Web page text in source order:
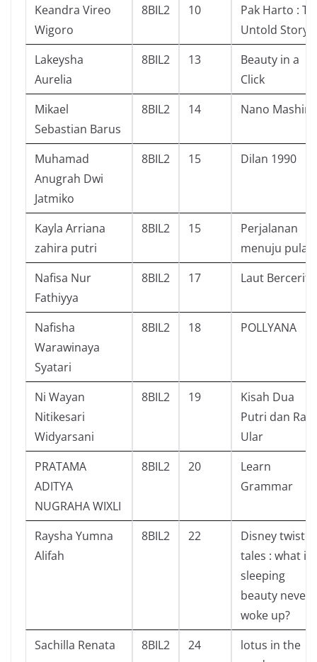
Keandra Vireo
Wigoro
8BIL2 10
Pak Harto :
Untold Story
Lakeysha
Aurelia
8BIL2 13
Beauty in a
Click
Mikael
Sebastian Barus
8BIL2 14 Nano Mashin
Muhamad
Anugrah Dwi
Jatmiko
8BIL2 15 Dilan 1990
Kayla Arriana
zahira putri
8BIL2 15
Perjalanan
menuju
Nafisa Nur
Fathiyya
8BIL2 17 Laut Bercerita
Nafisha
Warawinaya
Syatari
8BIL2 18 POLLYANA
Ni Wayan
Nitikesari
Widyarsani
8BIL2 19
Kisah Dua
Putri dan Raja
Ular
PRATAMA
ADITYA
NUGRAHA WIXLI
8BIL2 20
Learn
Grammar
Raysha Yumna
Alifah
8BIL2 22
Disney
tales : what if
sleeping
beauty never
woke up?
Sachilla Renata
8BIL2 24
lotus in the